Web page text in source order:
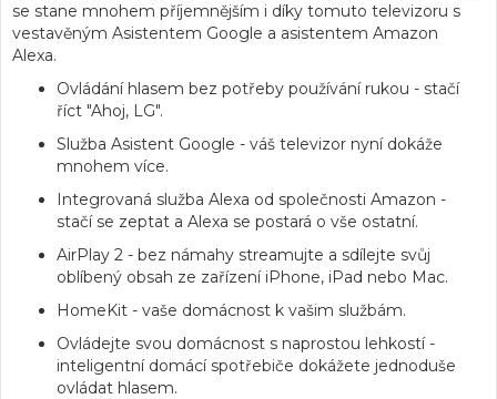
se stane mnohem příjemnějším i díky tomuto televizoru s
vestavěným Asistentem Google a asistentem Amazon
Alexa.
Ovládání hlasem bez potřeby používání rukou - stačí
říct "Ahoj, LG".
Služba Asistent Google - váš televizor nyní dokáže
mnohem více.
Integrovaná služba Alexa od společnosti Amazon -
stačí se zeptat a Alexa se postará o vše ostatní.
AirPlay 2 - bez námahy streamujte a sdílejte svůj
oblíbený obsah ze zařízení iPhone, iPad nebo Mac.
HomeKit - vaše domácnost k vašim službám.
Ovládejte svou domácnost s naprostou lehkostí-
inteligentní domácí spotřebiče dokážete jednoduše
ovládat hlasem.